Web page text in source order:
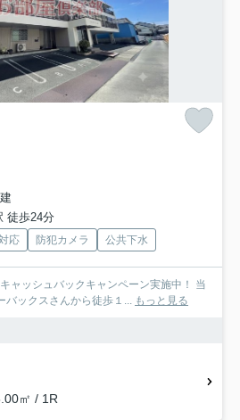
徒歩24分
応 防犯カメラ 公共下水
ャッシュバックキャンペーン実施中！ 当
バックスさんから徒歩１... もっと見る
㎡ / 1R